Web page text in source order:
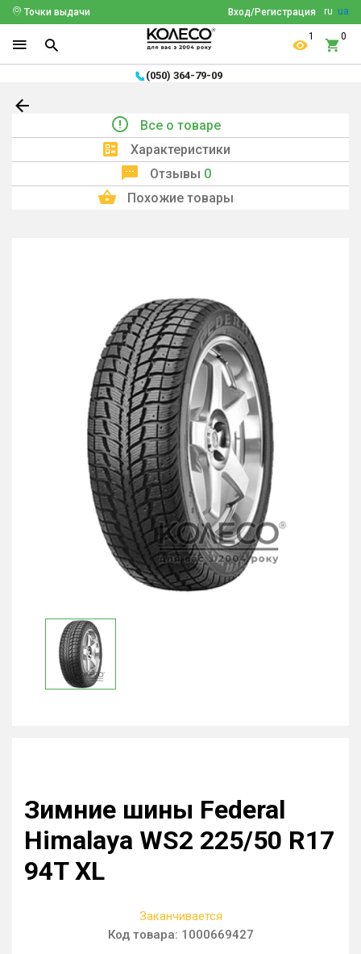
ru ua
Вход/Регистрация
Точки выдачи
1 0
(050) 364-79-09
Все о товаре
Характеристики
Отзывы 0
Похожие товары
Зимние шины Federal
Himalaya WS2 225/50 R17
94T XL
Заканчивается
Код товара: 1000669427